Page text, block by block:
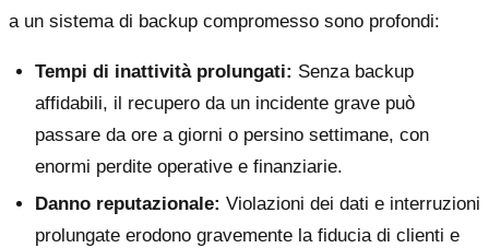
a un sistema di backup compromesso sono profondi:
Tempi di inattività prolungati: Senza backup
affidabili, il recupero da un incidente grave può
passare da ore a giorni o persino settimane, con
enormi perdite operative e finanziarie.
Danno reputazionale: Violazioni dei dati e interruzioni
prolungate erodono gravemente la fiducia di clienti e